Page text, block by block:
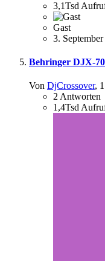
3,1Tsd
Gast
3.
Behringer DJX-
Von DjCrossover,
2 Antworten
1,4Tsd